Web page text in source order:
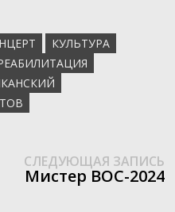
КУЛЬТУРА
СЛЕДУЮЩАЯ ЗАПИСЬ
Мистер ВОС-2024